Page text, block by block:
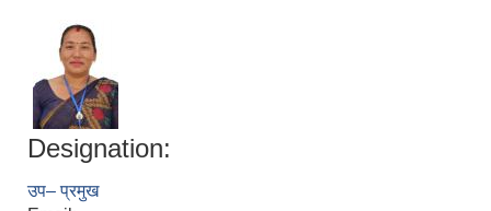
Designation:
उप– प्रमुख